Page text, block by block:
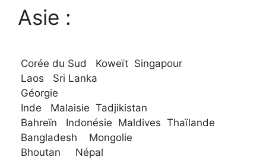
Asie :
Corée du Sud Koweït Singapour
Laos Sri Lanka
Géorgie
Inde Malaisie Tadjikistan
Bahreïn Indonésie Maldives Thaïlande
Bangladesh Mongolie
Bhoutan Népal